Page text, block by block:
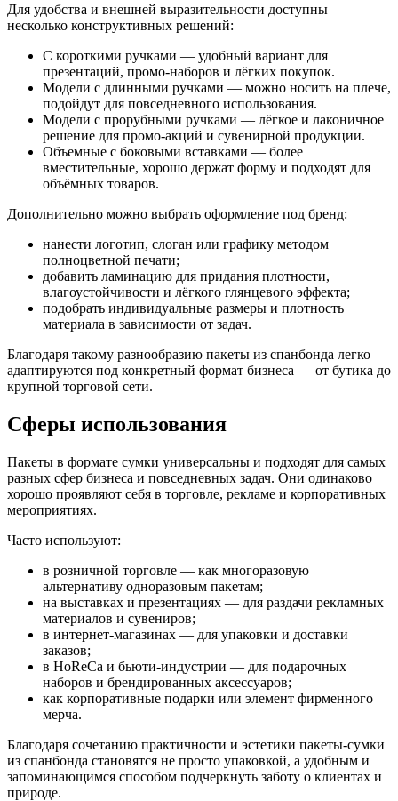
Для удобства и внешней выразительности доступны
несколько конструктивных решений:
С короткими ручками — удобный вариант для
презентаций, промо-наборов и лёгких покупок.
Модели с длинными ручками — можно носить на плече,
подойдут для повседневного использования.
Модели с прорубными ручками — лёгкое и лаконичное
решение для промо-акций и сувенирной продукции.
Объемные с боковыми вставками — более
вместительные, хорошо держат форму и подходят для
объёмных товаров.
Дополнительно можно выбрать оформление под бренд:
нанести логотип, слоган или графику методом
полноцветной печати;
добавить ламинацию для придания плотности,
влагоустойчивости и лёгкого глянцевого эффекта;
подобрать индивидуальные размеры и плотность
материала в зависимости от задач.
Благодаря такому разнообразию пакеты из спанбонда легко
адаптируются под конкретный формат бизнеса — от бутика до
крупной торговой сети.
Сферы использования
Пакеты в формате сумки универсальны и подходят для самых
разных сфер бизнеса и повседневных задач. Они одинаково
хорошо проявляют себя в торговле, рекламе и корпоративных
мероприятиях.
Часто используют:
в розничной торговле — как многоразовую
альтернативу одноразовым пакетам;
на выставках и презентациях — для раздачи рекламных
материалов и сувениров;
в интернет-магазинах — для упаковки и доставки
заказов;
в HoReCa и бьюти-индустрии — для подарочных
наборов и брендированных аксессуаров;
как корпоративные подарки или элемент фирменного
мерча.
Благодаря сочетанию практичности и эстетики пакеты-сумки
из спанбонда становятся не просто упаковкой, а удобным и
запоминающимся способом подчеркнуть заботу о клиентах и
природе.